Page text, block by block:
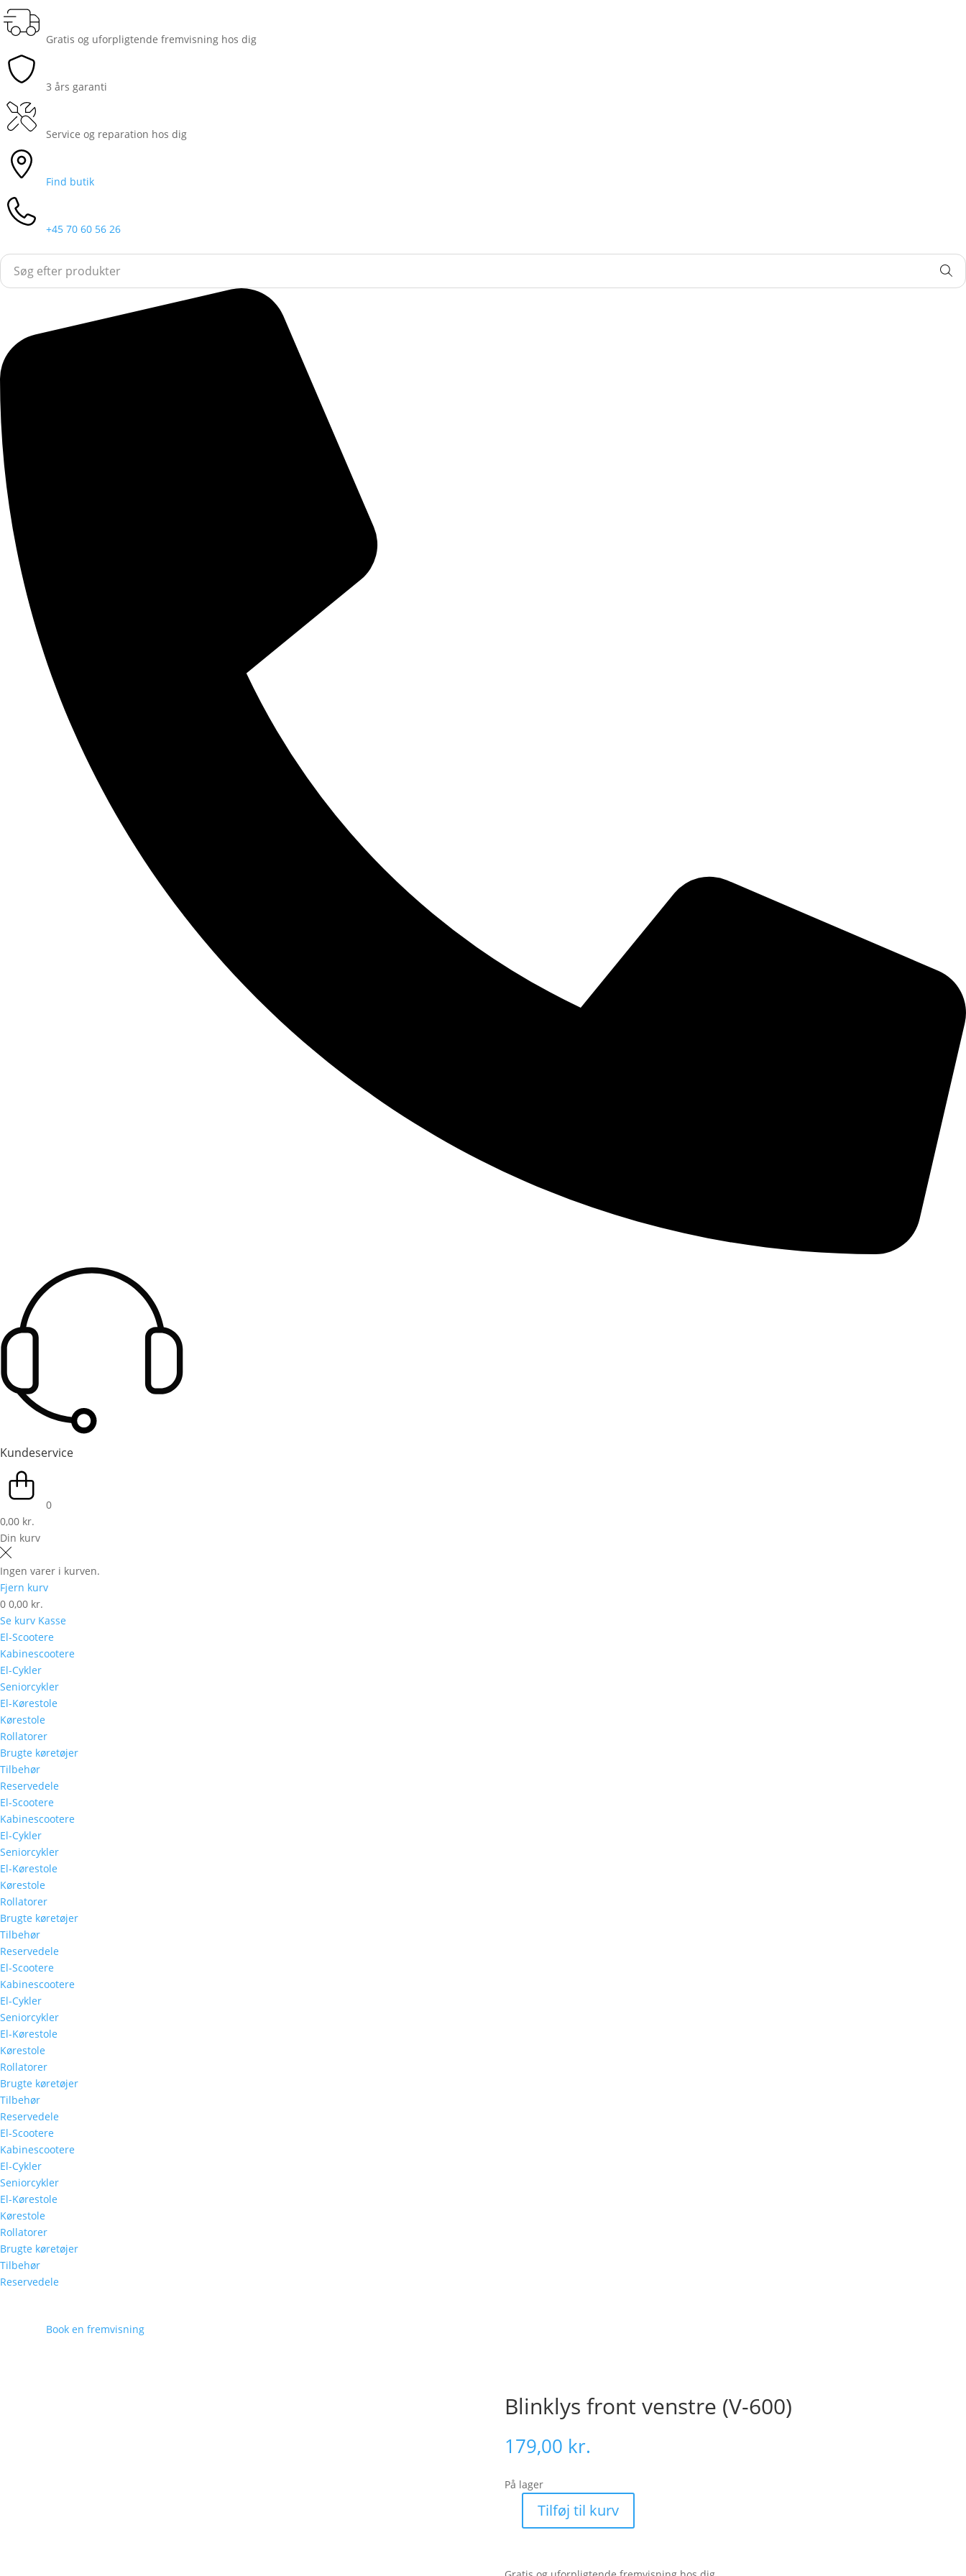
Gratis og uforpligtende fremvisning hos dig
3 års garanti
Service og reparation hos dig
Find butik
+45 70 60 56 26
Kundeservice
0
0,00 kr.
Din kurv
Ingen varer i kurven.
Fjern kurv
0 0,00 kr.
Se kurv Kasse
El-Scootere
Kabinescootere
El-Cykler
Seniorcykler
El-Kørestole
Kørestole
Rollatorer
Brugte køretøjer
Tilbehør
Reservedele
El-Scootere
Kabinescootere
El-Cykler
Seniorcykler
El-Kørestole
Kørestole
Rollatorer
Brugte køretøjer
Tilbehør
Reservedele
El-Scootere
Kabinescootere
El-Cykler
Seniorcykler
El-Kørestole
Kørestole
Rollatorer
Brugte køretøjer
Tilbehør
Reservedele
El-Scootere
Kabinescootere
El-Cykler
Seniorcykler
El-Kørestole
Kørestole
Rollatorer
Brugte køretøjer
Tilbehør
Reservedele
Book en fremvisning
Blinklys front venstre (V-600)
179,00 kr.
På lager
Tilføj til kurv